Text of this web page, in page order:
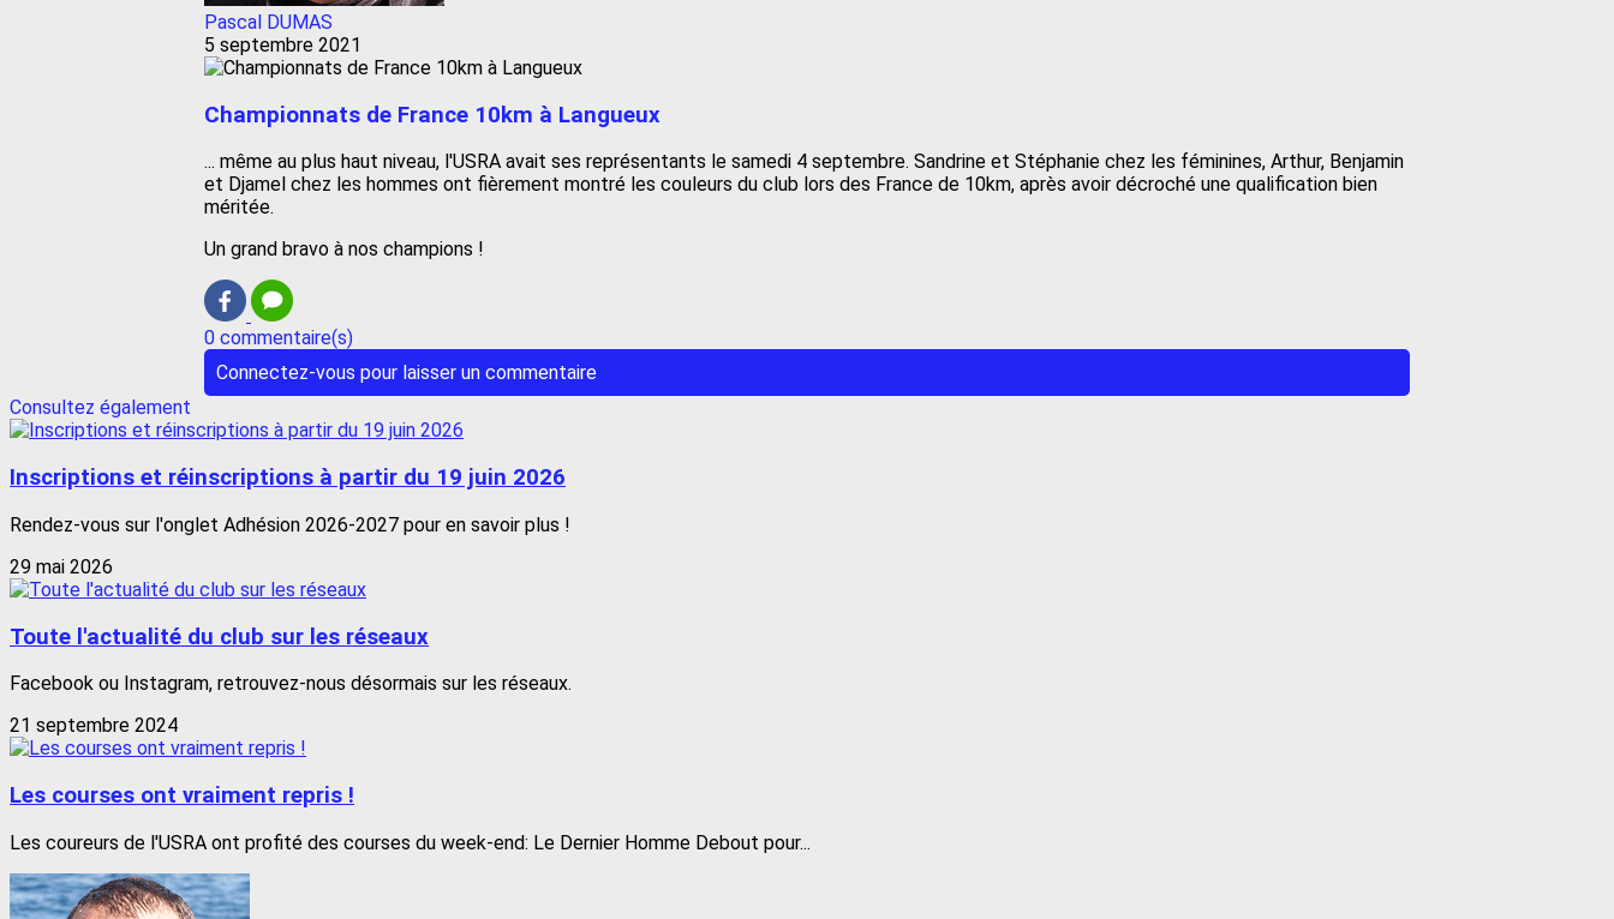
Pascal DUMAS
5 septembre 2021
Championnats de France 10km à Langueux
... même au plus haut niveau, l'USRA avait ses représentants le samedi 4 septembre. Sandrine et Stéphanie chez les féminines, Arthur, Benjamin
et Djamel chez les hommes ont fièrement montré les couleurs du club lors des France de 10km, après avoir décroché une qualification bien
méritée.
Un grand bravo à nos champions !
0 commentaire(s)
Connectez-vous pour laisser un commentaire
Consultez également
Inscriptions et réinscriptions à partir du 19 juin 2026
Rendez-vous sur l'onglet Adhésion 2026-2027 pour en savoir plus !
29 mai 2026
Toute l'actualité du club sur les réseaux
Facebook ou Instagram, retrouvez-nous désormais sur les réseaux.
21 septembre 2024
Les courses ont vraiment repris !
Les coureurs de l'USRA ont profité des courses du week-end: Le Dernier Homme Debout pour...